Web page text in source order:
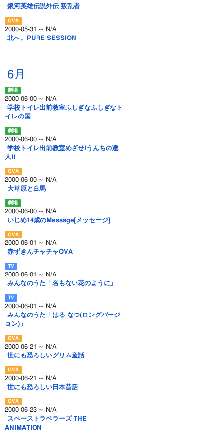
銀河英雄伝説外伝 叛乱者
2000-05-31 ～ N/A
北へ。PURE SESSION
6月
2000-06-00 ～ N/A
学校トイレ出前教室ふしぎなふしぎなト
イレの国
2000-06-00 ～ N/A
学校トイレ出前教室めざせ!うんちの達
人!!
2000-06-00 ～ N/A
大草原と白馬
2000-06-00 ～ N/A
いじめ14歳のMessage[メッセージ]
2000-06-01 ～ N/A
赤ずきんチャチャOVA
2000-06-01 ～ N/A
みんなのうた「名もない花のように」
2000-06-01 ～ N/A
みんなのうた「はる なつ(ロングバージ
ョン)」
2000-06-21 ～ N/A
世にも恐ろしいグリム童話
2000-06-21 ～ N/A
世にも恐ろしい日本昔話
2000-06-23 ～ N/A
スペーストラベラーズ THE
ANIMATION